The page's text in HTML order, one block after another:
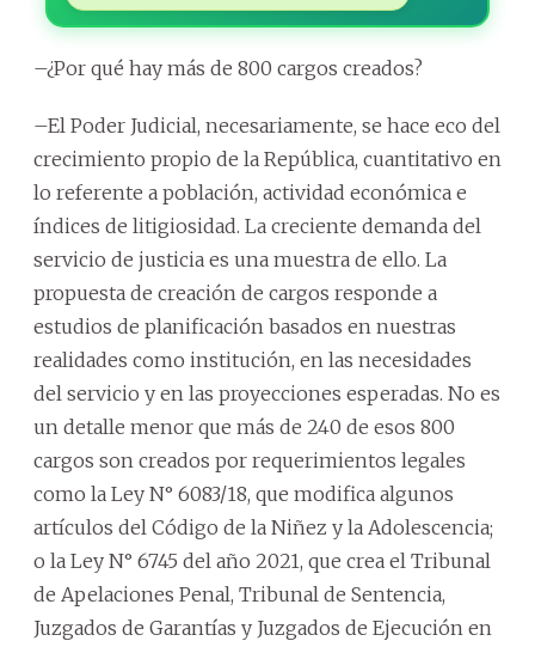
–¿Por qué hay más de 800 cargos creados?
–El Poder Judicial, necesariamente, se hace eco del
crecimiento propio de la República, cuantitativo en
lo referente a población, actividad económica e
índices de litigiosidad. La creciente demanda del
servicio de justicia es una muestra de ello. La
propuesta de creación de cargos responde a
estudios de planificación basados en nuestras
realidades como institución, en las necesidades
del servicio y en las proyecciones esperadas. No es
un detalle menor que más de 240 de esos 800
cargos son creados por requerimientos legales
como la Ley N° 6083/18, que modifica algunos
artículos del Código de la Niñez y la Adolescencia;
o la Ley N° 6745 del año 2021, que crea el Tribunal
de Apelaciones Penal, Tribunal de Sentencia,
Juzgados de Garantías y Juzgados de Ejecución en